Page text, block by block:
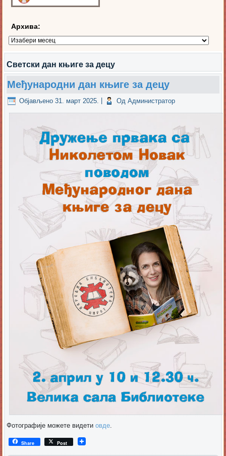
Архива:
Архива:
Светски дан књиге за децу
Међународни дан књиге за децу
Објављено 31. март 2025. Од Администратор
Фотографије можете видетиовде
Share Post